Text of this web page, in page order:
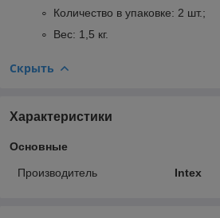
Количество в упаковке: 2 шт.;
Вес: 1,5 кг.
Скрыть
Характеристики
Основные
Производитель Intex